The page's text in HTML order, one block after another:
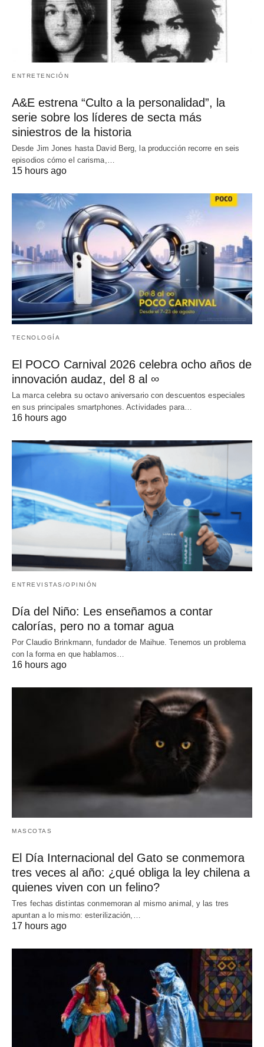
ENTRETENCIÓN
A&E estrena “Culto a la personalidad”, la
serie sobre los líderes de secta más
siniestros de la historia
Desde Jim Jones hasta David Berg, la producción recorre en seis
episodios cómo el carisma,…
15 hours ago
TECNOLOGÍA
El POCO Carnival 2026 celebra ocho años de
innovación audaz, del 8 al ∞
La marca celebra su octavo aniversario con descuentos especiales
en sus principales smartphones. Actividades para…
16 hours ago
ENTREVISTAS/OPINIÓN
Día del Niño: Les enseñamos a contar
calorías, pero no a tomar agua
Por Claudio Brinkmann, fundador de Maihue. Tenemos un problema
con la forma en que hablamos…
16 hours ago
MASCOTAS
El Día Internacional del Gato se conmemora
tres veces al año: ¿qué obliga la ley chilena a
quienes viven con un felino?
Tres fechas distintas conmemoran al mismo animal, y las tres
apuntan a lo mismo: esterilización,…
17 hours ago